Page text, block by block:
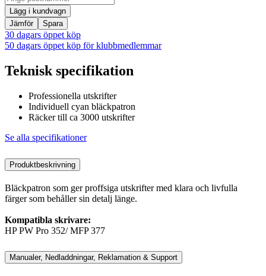
Lägg i kundvagn
Jämför
Spara
30 dagars öppet köp
50 dagars öppet köp för klubbmedlemmar
Teknisk specifikation
Professionella utskrifter
Individuell cyan bläckpatron
Räcker till ca 3000 utskrifter
Se alla specifikationer
Produktbeskrivning
Bläckpatron som ger proffsiga utskrifter med klara och livfulla
färger som behåller sin detalj länge.
Kompatibla skrivare:
HP PW Pro 352/ MFP 377
Manualer, Nedladdningar, Reklamation & Support